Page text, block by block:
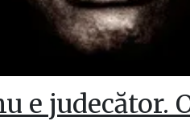
e judecător.